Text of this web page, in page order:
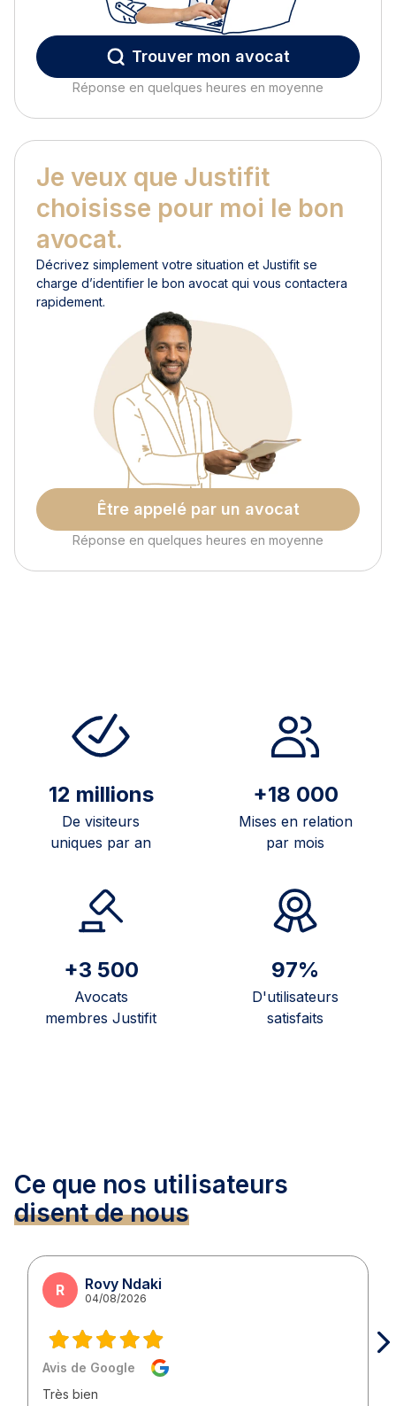
Trouver mon avocat
Réponse en quelques heures en moyenne
Je veux que Justifit
choisisse pour moi le bon
avocat.
Décrivez simplement votre situation et Justifit se
charge d’identifier le bon avocat qui vous contactera
rapidement.
Être appelé par un avocat
Réponse en quelques heures en moyenne
12 millions
De visiteurs
uniques par an
+18 000
Mises en relation
par mois
+3 500
Avocats
membres Justifit
97%
D'utilisateurs
satisfaits
Ce que nos utilisateurs
disent de nous
R Rovy Ndaki
04/08/2026
Avis de Google
Très bien